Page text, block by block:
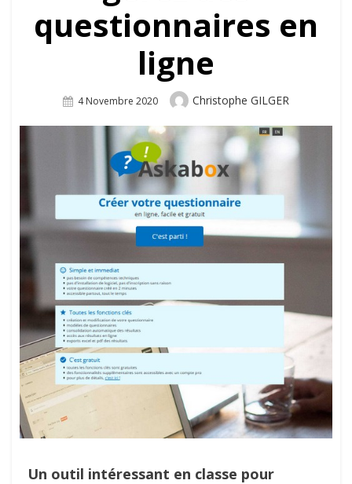
questionnaires en
ligne
Posted
4 Novembre 2020 Author
Christophe GILGER
Un outil intéressant en classe pour